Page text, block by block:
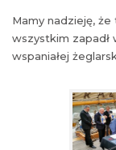
Mamy nadzieję,
wszystkim zapadł
wspaniałej